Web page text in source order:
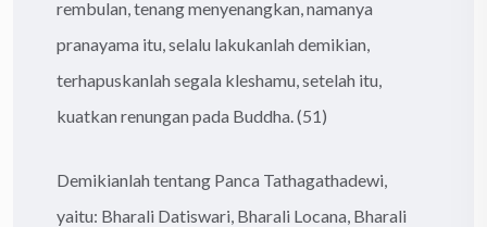
rembulan, tenang menyenangkan, namanya
pranayama itu, selalu lakukanlah demikian,
terhapuskanlah segala kleshamu, setelah itu,
kuatkan renungan pada Buddha. (51)
Demikianlah tentang Panca Tathagathadewi,
yaitu: Bharali Datiswari, Bharali Locana, Bharali